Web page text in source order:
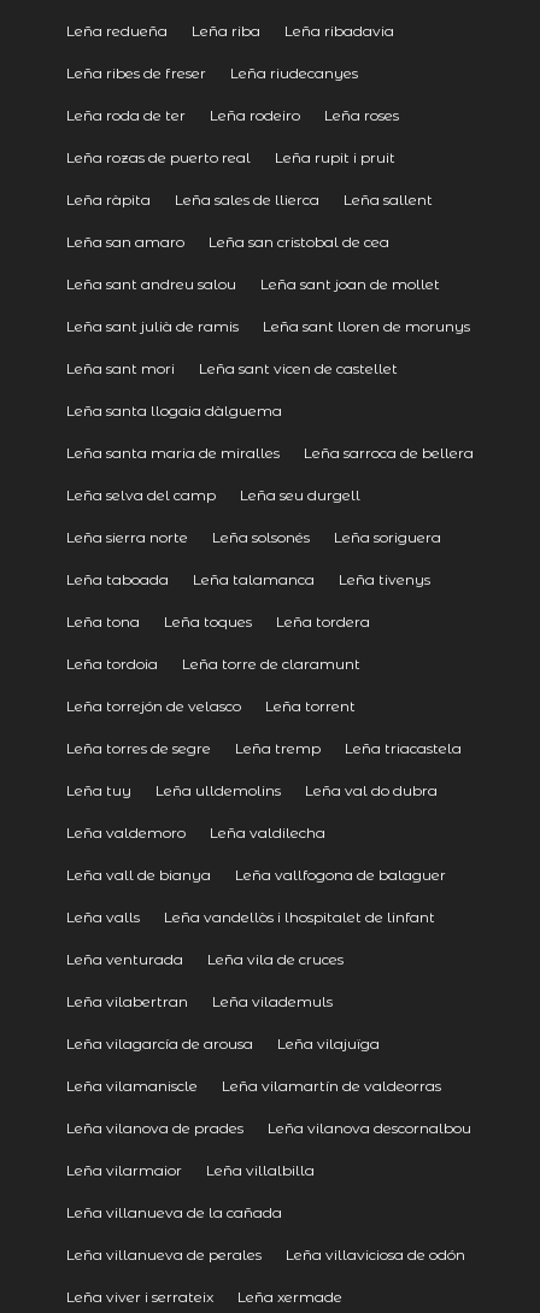
Leña redueña Leña riba Leña ribadavia
Leña ribes de freser Leña riudecanyes
Leña roda de ter Leña rodeiro Leña roses
Leña rozas de puerto real Leña rupit i pruit
Leña ràpita Leña sales de llierca Leña sallent
Leña san amaro Leña san cristobal de cea
Leña sant andreu salou Leña sant joan de mollet
Leña sant julià de ramis Leña sant lloren de morunys
Leña sant mori Leña sant vicen de castellet
Leña santa llogaia dàlguema
Leña santa maria de miralles Leña sarroca de bellera
Leña selva del camp Leña seu durgell
Leña sierra norte Leña solsonés Leña soriguera
Leña taboada Leña talamanca Leña tivenys
Leña tona Leña toques Leña tordera
Leña tordoia Leña torre de claramunt
Leña torrejón de velasco Leña torrent
Leña torres de segre Leña tremp Leña triacastela
Leña tuy Leña ulldemolins Leña val do dubra
Leña valdemoro Leña valdilecha
Leña vall de bianya Leña vallfogona de balaguer
Leña valls Leña vandellòs i lhospitalet de linfant
Leña venturada Leña vila de cruces
Leña vilabertran Leña vilademuls
Leña vilagarcía de arousa Leña vilajuïga
Leña vilamaniscle Leña vilamartín de valdeorras
Leña vilanova de prades Leña vilanova descornalbou
Leña vilarmaior Leña villalbilla
Leña villanueva de la cañada
Leña villanueva de perales Leña villaviciosa de odón
Leña viver i serrateix Leña xermade